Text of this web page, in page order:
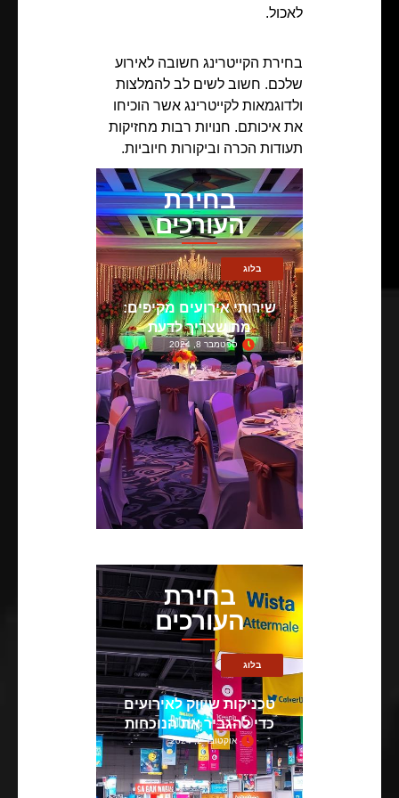
לאכול.
בחירת הקייטרינג חשובה לאירוע
שלכם. חשוב לשים לב להמלצות
ולדוגמאות לקייטרינג אשר הוכיחו
את איכותם. חנויות רבות מחזיקות
תעודות הכרה וביקורות חיוביות.
בחירת
העורכים
בלוג
שירותי אירועים מקיפים:
מה שצריך לדעת
ספטמבר 8, 2024
בחירת
העורכים
בלוג
טכניקות שיווק לאירועים
כדי להגביר את הנוכחות
אוקטובר 2, 2024